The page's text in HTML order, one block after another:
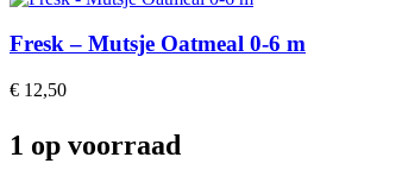
Fresk – Mutsje Oatmeal 0-6 m
€ 12,50
1 op voorraad